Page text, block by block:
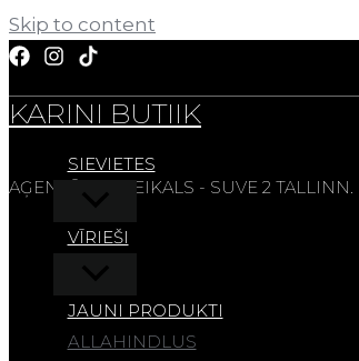
Skip to content
AĢENTŪRAS VEIKALS - SUVE 2 TALLINN.
KARINI BUTIIK
SIEVIETES
VĪRIEŠI
JAUNI PRODUKTI
ALLAHINDLUS